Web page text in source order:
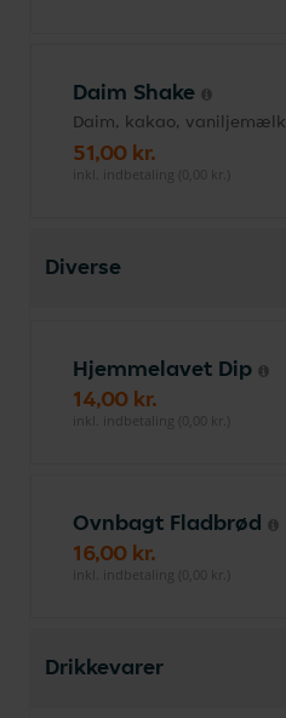
Daim Shake
Daim, kakao, vaniljemælk
51,00 kr.
inkl. indbetaling (0,00 kr.)
Diverse
Hjemmelavet Dip
14,00 kr.
inkl. indbetaling (0,00 kr.)
Ovnbagt Fladbrød
16,00 kr.
inkl. indbetaling (0,00 kr.)
Drikkevarer